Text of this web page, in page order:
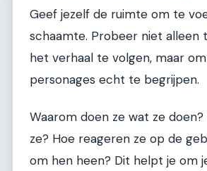
Geef jezelf de ruimte om te
schaamte. Probeer niet alleen
het verhaal te volgen, maar
personages echt te begrijpen.
Waarom doen ze wat ze
ze? Hoe reageren ze op de
om hen heen? Dit helpt je om